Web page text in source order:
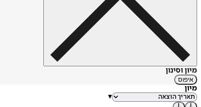
מיון וסינון
איפוס
מיון
▾